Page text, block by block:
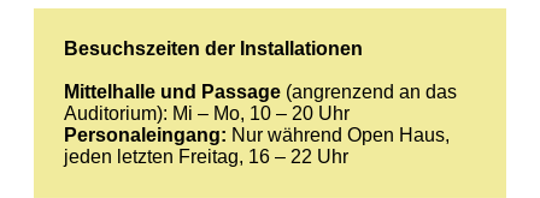
Besuchszeiten der Installationen
Mittelhalle und Passage (angrenzend an das
Auditorium): Mi – Mo, 10 – 20 Uhr
Personaleingang: Nur während Open Haus,
jeden letzten Freitag, 16 – 22 Uhr